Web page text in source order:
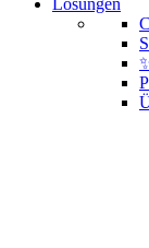
Lösungen